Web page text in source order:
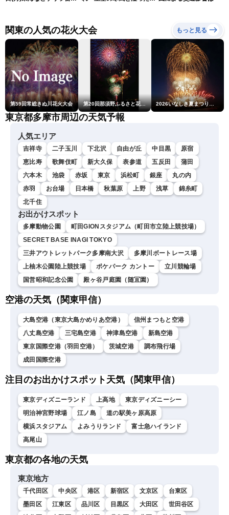
ースLiVEアフタヌーン・戸
北美月／宇野沢達也〉
関東の人気の花火大会 もっと見る
第59回常総きぬ川花火大会 第20回那須野ふるさと花火大会 2026いなしき夏まつり花火大会
東京都多摩市周辺の天気予報
人気エリア
吉祥寺 二子玉川 下北沢 自由が丘 中目黒
原宿
恵比寿
歌舞伎町 新大久保 表参道 五反田
蒲田
六本木
池袋 赤坂 東京 浜松町 銀座
丸の内
赤羽
お台場 日本橋 秋葉原 上野 浅草
錦糸町
北千住
お出かけスポット
多摩動物公園
町田GIONスタジアム（町田市立陸上競技場）
SECRET BASE INAGI TOKYO
三井アウトレットパーク多摩南大沢
多摩川ボートレース場
上柚木公園陸上競技場
ポケパーク カントー
立川競輪場
国営昭和記念公園
殿ヶ谷戸庭園（随冝園）
空港の天気（関東甲信）
大島空港（東京大島かめりあ空港）
信州まつもと空港
八丈島空港
三宅島空港 神津島空港
新島空港
東京国際空港（羽田空港）
茨城空港
調布飛行場
成田国際空港
注目のお出かけスポット天気（関東甲信）
東京ディズニーランド 上高地
東京ディズニーシー
明治神宮野球場
江ノ島
道の駅美ヶ原高原
横浜スタジアム
よみうりランド
富士急ハイランド
高尾山
東京都の各地の天気
東京地方
千代田区 中央区 港区 新宿区 文京区
台東区
墨田区
江東区 品川区 目黒区 大田区
世田谷区